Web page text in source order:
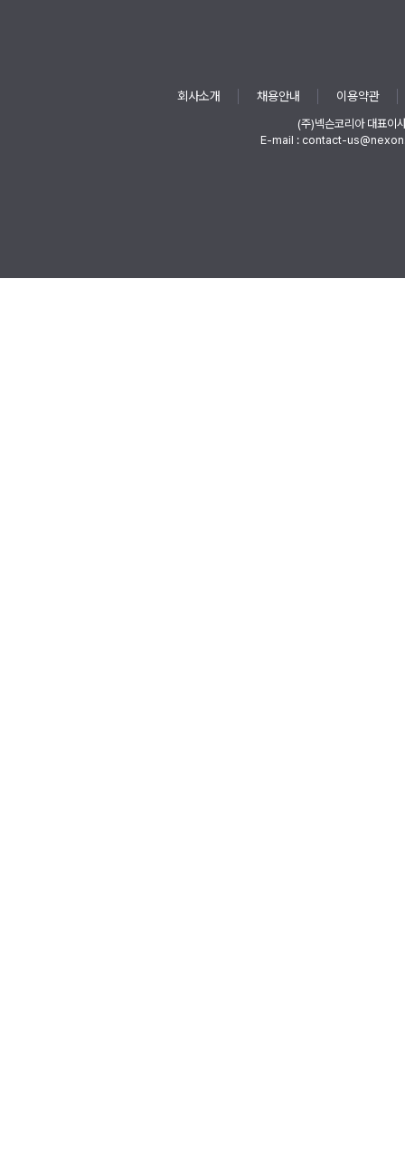
회사소개 채용안내 이용약관
(주)넥슨코리아 대표이
E-mail : contact-